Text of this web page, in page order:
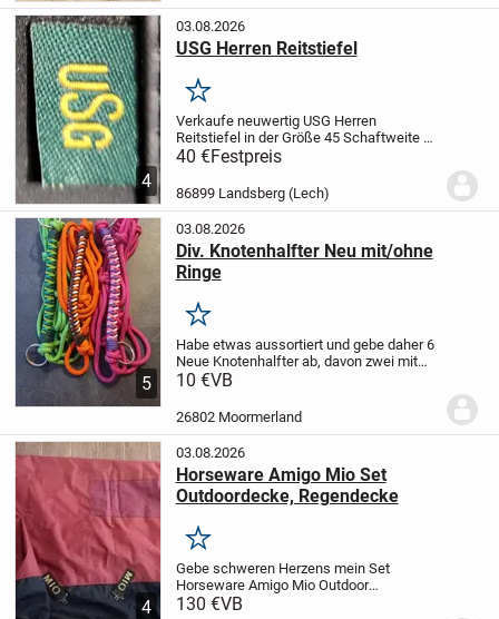
4
03.08.2026
USG Herren Reitstiefel
Merken
Verkaufe neuwertig USG Herren
Reitstiefel in der Größe 45 Schaftweite ca
42.Versand möglich gegen
Verkauf von Privat ohne
Garantie, Gewährleistung,
Sachmangelhaftung und Rücknahme.
40 €Festpreis
86899 Landsberg (Lech)
5
03.08.2026
Div. Knotenhalfter Neu mit/ohne
Ringe
Merken
Habe etwas aussortiert und gebe daher 6
Neue Knotenhalfter ab, davon zwei mit
Ringen. Größe VB/WB. Diese lagen nicht
sind teils sogar noch verpackt.
10 €VB
26802 Moormerland
4
03.08.2026
Horseware Amigo Mio Set
Outdoordecke, Regendecke
Merken
Gebe schweren Herzens mein Set
Horseware Amigo Mio Outdoor
Regendecken ab.
130 €VB